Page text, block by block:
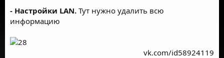
- Настройки LAN. Тут нужно удалить всю
информацию
vk.com/id58924119​